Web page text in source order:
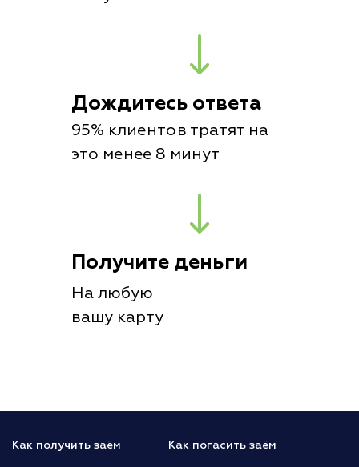
Дождитесь ответа
95% клиентов тратят на
это менее 8 минут
Получите деньги
На любую
вашу карту
Как получить заём Как погасить заём